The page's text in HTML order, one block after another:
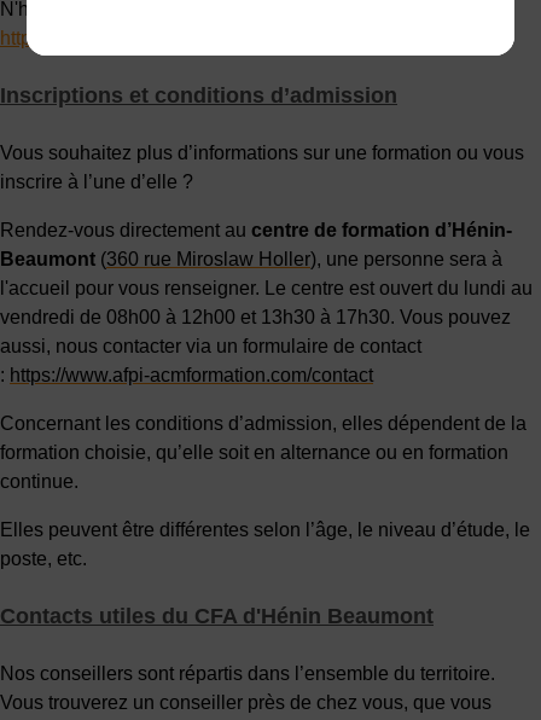
N'hésitez pas à regarder directement sur le site de Tadao :
https://www.tadao.fr/fr/
Inscriptions et conditions d’admission
Vous souhaitez plus d’informations sur une formation ou vous
inscrire à l’une d’elle ?
Rendez-vous directement au centre de formation d’Hénin-
Beaumont (360 rue Miroslaw Holler), une personne sera à
l'accueil pour vous renseigner. Le centre est ouvert du lundi au
vendredi de 08h00 à 12h00 et 13h30 à 17h30. Vous pouvez
aussi, nous contacter via un formulaire de contact
: https://www.afpi-acmformation.com/contact
Concernant les conditions d’admission, elles dépendent de la
formation choisie, qu’elle soit en alternance ou en formation
continue.
Elles peuvent être différentes selon l’âge, le niveau d’étude, le
poste, etc.
Contacts utiles du CFA d'Hénin Beaumont
Nos conseillers sont répartis dans l’ensemble du territoire.
Vous trouverez un conseiller près de chez vous, que vous